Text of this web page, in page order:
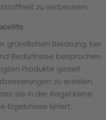
zu verbessern.
gründlichen Beratung, bei
Bedürfnisse besprochen
Produkte gezielt
zu erzielen.
sie in der Regel keine
Ergebnisse liefert.